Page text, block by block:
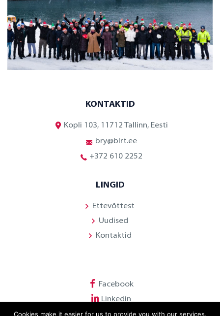
KONTAKTID
Kopli 103, 11712 Tallinn, Eesti
bry@blrt.ee
+372 610 2252
LINGID
Ettevõttest
Uudised
Kontaktid
Facebook
Linkedin
Youtube
Cookies make it easier for us to provide you with our services.